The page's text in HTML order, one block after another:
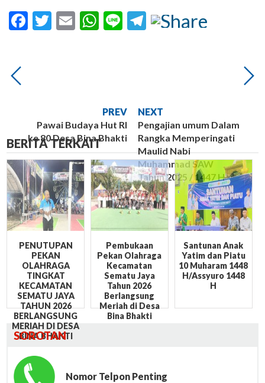
Facebook
Twitter
EmailWhatsApp
LineTelegram
PREV
Pawai Budaya Hut RI
ke 80 Desa Bina Bhakti
NEXT
Pengajian umum Dalam
Rangka Memperingati
Maulid Nabi
Muhammad SAW
Tahun 2025 / 1447 H
BERITA TERKAIT
PENUTUPAN
PEKAN
OLAHRAGA
TINGKAT
KECAMATAN
SEMATU JAYA
TAHUN 2026
BERLANGSUNG
MERIAH DI DESA
BINA BHAKTI
Pembukaan
Pekan Olahraga
Kecamatan
Sematu Jaya
Tahun 2026
Berlangsung
Meriah di Desa
Bina Bhakti
Santunan Anak
Yatim dan Piatu
10 Muharam 1448
H/Assyuro 1448
H
SOROTAN
Nomor Telpon Penting